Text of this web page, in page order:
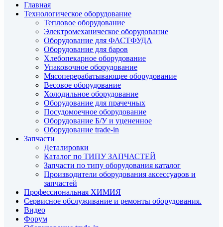
Главная
Технологическое оборудование
Тепловое оборудование
Электромеханическое оборудование
Оборудование для ФАСТФУДА
Оборудование для баров
Хлебопекарное оборудование
Упаковочное оборудование
Мясоперерабатывающее оборудование
Весовое оборудование
Холодильное оборудование
Оборудование для прачечных
Посудомоечное оборудование
Оборудование Б/У и уцененное
Оборудование trade-in
Запчасти
Деталировки
Каталог по ТИПУ ЗАПЧАСТЕЙ
Запчасти по типу оборудования каталог
Производители оборудования аксессуаров и
запчастей
Профессиональная ХИМИЯ
Сервисное обслуживание и ремонты оборудования.
Видео
Форум